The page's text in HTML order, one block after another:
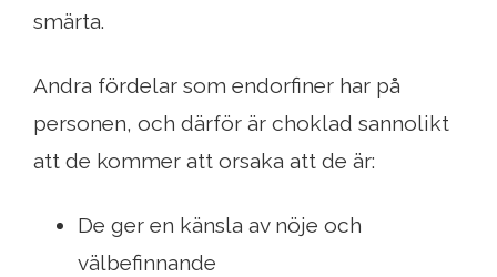
smärta.
Andra fördelar som endorfiner har på
personen, och därför är choklad sannolikt
att de kommer att orsaka att de är:
De ger en känsla av nöje och
välbefinnande